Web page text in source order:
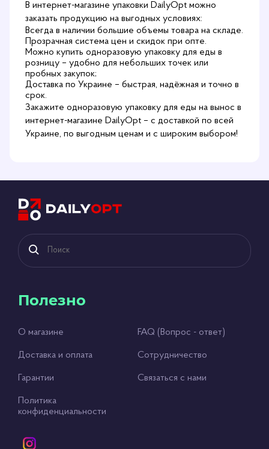
В интернет-магазине упаковки DailyOpt можно
заказать продукцию на выгодных условиях:
Всегда в наличии большие объемы товара на складе.
Прозрачная система цен и скидок при опте.
Можно купить одноразовую упаковку для еды в
розницу – удобно для небольших точек или
пробных закупок;
Доставка по Украине – быстрая, надёжная и точно в
срок.
Закажите одноразовую упаковку для еды на вынос в
интернет-магазине DailyOpt – с доставкой по всей
Украине, по выгодным ценам и с широким выбором!
Полезно
О магазине FAQ (Вопрос - ответ)
Доставка и оплата Сотрудничество
Гарантии Связаться с нами
Политика
конфиденциальности